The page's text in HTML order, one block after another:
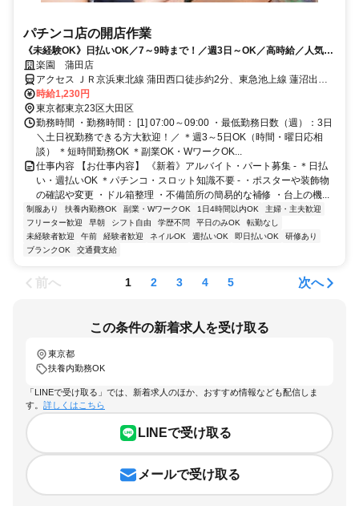
パチンコ店の開店作業
《未経験OK》日払いOK／7～9時まで！／週3日～OK／高時給／人気の
軽作業／髪色自由・ネイルOK／接客は一切ありません
楽園 蒲田店
アクセス ＪＲ京浜東北線 蒲田西口徒歩約2分、東急池上線 蓮沼出入
口2徒歩約10分、京急空港線 京急蒲田西口徒歩約14分
時給1,230円
東京都東京23区大田区
勤務時間 ・勤務時間： [1] 07:00～09:00 ・最低勤務日数（週）：3日
＼土日祝勤務できる方大歓迎！／ ＊週3～5日OK（時間・曜日応相
談） ＊短時間勤務OK ＊副業OK・WワークOK...
仕事内容 【お仕事内容】 《新着》アルバイト・パート募集 - ＊日払
い・週払いOK ＊パチンコ・スロット知識不要 - ・ポスターや装飾物
の確認や変更 ・ドル箱整理 ・不備箇所の簡易的な補修 ・台上の機...
制服あり 扶養内勤務OK 副業・WワークOK 1日4時間以内OK
主婦・主夫歓迎
フリーター歓迎
早朝 シフト自由 学歴不問 平日のみOK
転勤なし
未経験者歓迎
午前 経験者歓迎 ネイルOK 週払いOK 即日払いOK
研修あり
ブランクOK
交通費支給
前へ 1 2 3 4 5 次へ
この条件の新着求人を受け取る
東京都
扶養内勤務OK
「LINEで受け取る」では、新着求人のほか、おすすめ情報なども配信しま
す。 詳しくはこちら
LINEで受け取る
メールで受け取る